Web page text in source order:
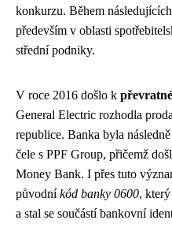
konkurzu. Během
především v oblasti
střední podniky.
V roce 2016 došlo k
General Electric rozhodla
republice. Banka byla
čele s PPF Group, přičemž
Money Bank. I přes tuto
původníkód banky 0600,
a stal se součástí bankovní